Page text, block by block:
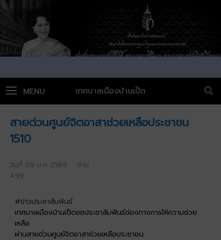
เทศบาลเมืองบ้านเป็ด
MENU
สายด่วนศูนย์จิตอาสาช่วยเหลือประชาชน
1510
วันที่ 09 ม.ค 2569 อ่าน
499
#ข่าวประชาสัมพันธ์
เทศบาลเมืองบ้านเป็ดขอประชาสัมพันธ์ช่องทางการให้ความช่วย
เหลือ
ผ่านสายด่วนศูนย์จิตอาสาช่วยเหลือประชาชน